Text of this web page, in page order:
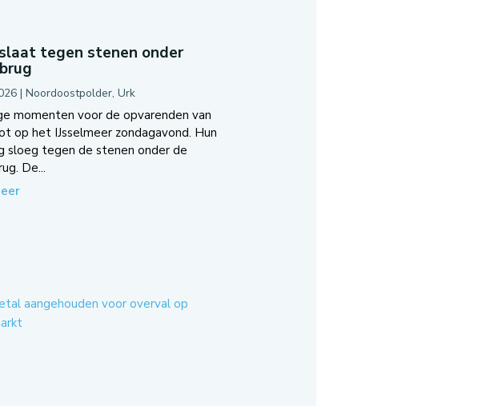
tegen stenen onder
| Noordoostpolder, Urk
momenten voor de opvarenden van
op het IJsselmeer zondagavond. Hun
sloeg tegen de stenen onder de
De...